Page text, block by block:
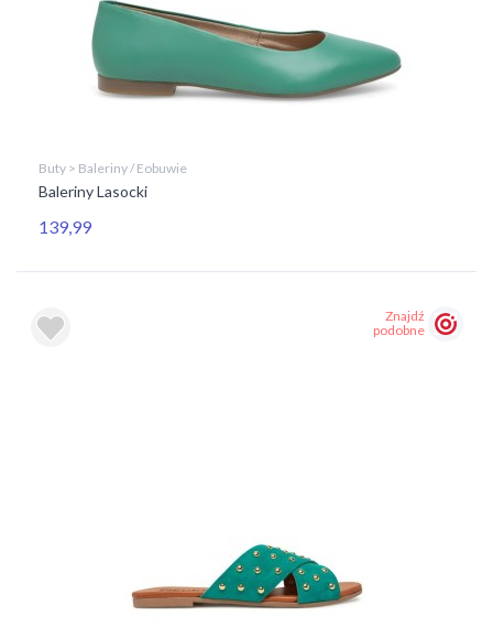
Buty > Baleriny / Eobuwie
Baleriny Lasocki
139,99
Znajdź
podobne